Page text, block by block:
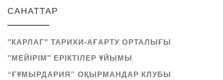
САНАТТАР
"КАРЛАГ" ТАРИХИ-АҒАРТУ ОРТАЛЫҒЫ
"МЕЙІРІМ" ЕРІКТІЛЕР ҰЙЫМЫ
“ҒҰМЫРДАРИЯ” ОҚЫРМАНДАР КЛУБЫ